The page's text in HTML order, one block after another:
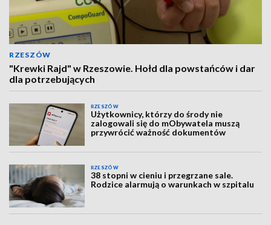
RZESZÓW
"Krewki Rajd" w Rzeszowie. Hołd dla powstańców i dar
dla potrzebujących
RZESZÓW
Użytkownicy, którzy do środy nie
zalogowali się do mObywatela muszą
przywrócić ważność dokumentów
RZESZÓW
38 stopni w cieniu i przegrzane sale.
Rodzice alarmują o warunkach w szpitalu